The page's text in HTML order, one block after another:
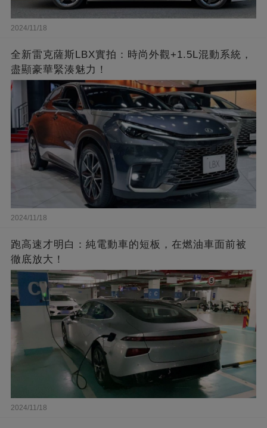
2024/11/18
全新雷克薩斯LBX實拍：時尚外觀+1.5L混動系統，
盡顯豪華緊湊魅力！
2024/11/18
跑高速才明白：純電動車的短板，在燃油車面前被
徹底放大！
2024/11/18